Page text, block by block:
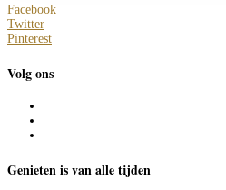
Facebook
Twitter
Pinterest
Volg ons
Genieten is van alle tijden